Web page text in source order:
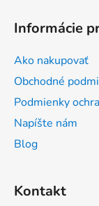
Informácie
Ako nakupovať
Obchodné
Podmienky
Napíšte nám
Blog
Kontakt